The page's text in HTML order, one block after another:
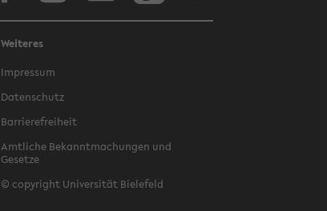
Weiteres
Impressum
Datenschutz
Barrierefreiheit
Amtliche Bekanntmachungen und
Gesetze
© copyright Universität Bielefeld